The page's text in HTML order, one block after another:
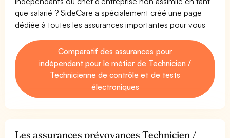
que salarié ? SideCare a spécialement créé une page
dédiée à toutes les assurances importantes pour vous
Comparatif des assurances pour
indépendant pour le métier de Technicien /
Technicienne de contrôle et de tests
électroniques
Les assurances prévoyances Technicien /